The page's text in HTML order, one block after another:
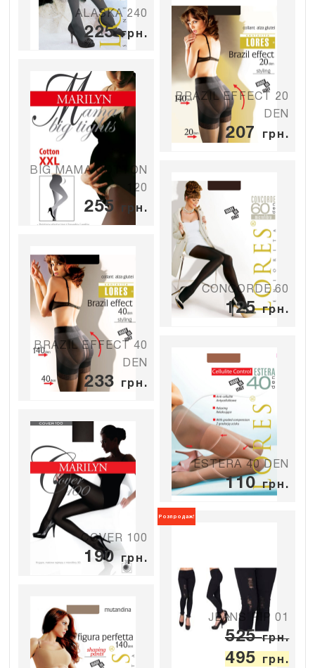
ALASKA 240
225грн.
BIG MAMA COTTON
120
255 грн.
BRAZIL EFFECT 20
DEN
207 грн.
BRAZIL EFFECT 40
DEN
233 грн.
CONCORDE 60
125грн.
COVER 100
190 грн.
ESTERA 40 DEN
110грн.
Розпродаж!
JEANS RIP 01
525грн.
495 грн.